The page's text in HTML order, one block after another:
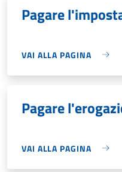
Pagare
VAI ALLA PAGINA
Pagare
VAI ALLA PAGINA